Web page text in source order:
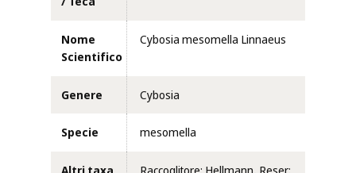
Nome
Scientifico
Cybosia mesomella Linnaeus
Genere Cybosia
Specie mesomella